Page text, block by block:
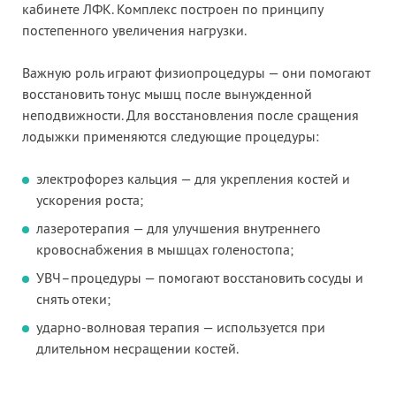
кабинете ЛФК. Комплекс построен по принципу
постепенного увеличения нагрузки.
Важную роль играют физиопроцедуры — они помогают
восстановить тонус мышц после вынужденной
неподвижности. Для восстановления после сращения
лодыжки применяются следующие процедуры:
электрофорез кальция — для укрепления костей и
ускорения роста;
лазеротерапия — для улучшения внутреннего
кровоснабжения в мышцах голеностопа;
УВЧ–процедуры — помогают восстановить сосуды и
снять отеки;
ударно-волновая терапия — используется при
длительном несращении костей.